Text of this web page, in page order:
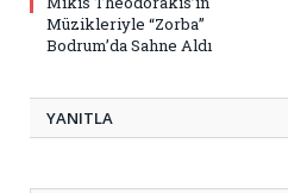
Müzikleriyle “Zorba”
Bodrum’da Sahne Aldı
YANITLA